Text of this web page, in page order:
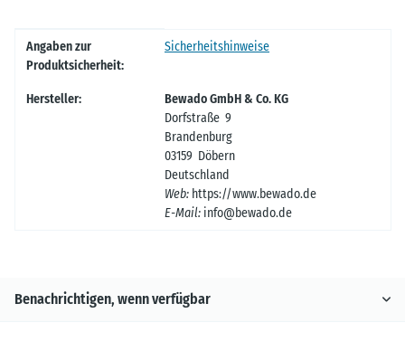
Produkteigenschaft
Wert
Angaben zur
Produktsicherheit:
Sicherheitshinweise
Hersteller:
Bewado GmbH & Co. KG
Dorfstraße 9
Brandenburg
03159 Döbern
Deutschland
Web: https://www.bewado.de
E-Mail: info@bewado.de
Benachrichtigen, wenn verfügbar